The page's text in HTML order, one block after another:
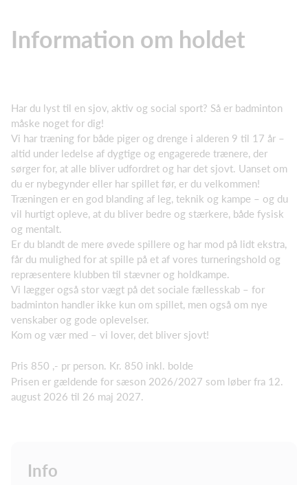
Information om holdet
Har du lyst til en sjov, aktiv og social sport? Så er badminton
måske noget for dig!
Vi har træning for både piger og drenge i alderen 9 til 17 år –
altid under ledelse af dygtige og engagerede trænere, der
sørger for, at alle bliver udfordret og har det sjovt. Uanset om
du er nybegynder eller har spillet før, er du velkommen!
Træningen er en god blanding af leg, teknik og kampe – og du
vil hurtigt opleve, at du bliver bedre og stærkere, både fysisk
og mentalt.
Er du blandt de mere øvede spillere og har mod på lidt ekstra,
får du mulighed for at spille på et af vores turneringshold og
repræsentere klubben til stævner og holdkampe.
Vi lægger også stor vægt på det sociale fællesskab – for
badminton handler ikke kun om spillet, men også om nye
venskaber og gode oplevelser.
Kom og vær med – vi lover, det bliver sjovt!
Pris 850 ,- pr person. Kr. 850 inkl. bolde
Prisen er gældende for sæson 2026/2027 som løber fra 12.
august 2026 til 26 maj 2027.
Info